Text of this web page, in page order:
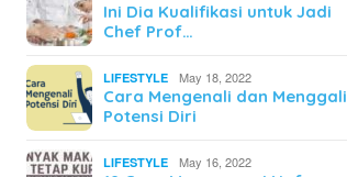
Ini Dia Kualifikasi untuk Jadi
Chef Prof…
LIFESTYLE May 18, 2022
Cara Mengenali dan Menggali
Potensi Diri
LIFESTYLE May 16, 2022